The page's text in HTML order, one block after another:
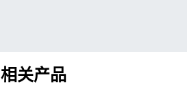
相关产品